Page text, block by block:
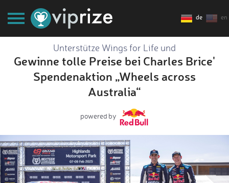
de en
Unterstütze Wings for Life und
Gewinne tolle Preise bei Charles Brice'
Spendenaktion „Wheels across
Australia“
powered by